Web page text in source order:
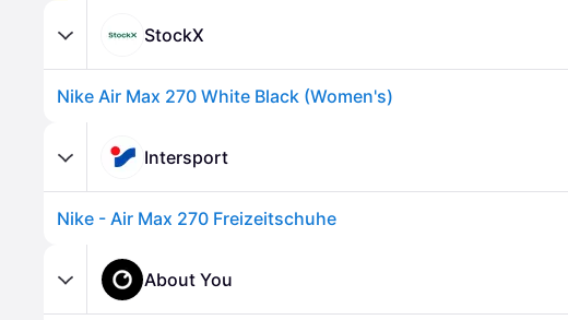
StockX
Nike Air Max 270 White Black (Women's)
Intersport
Nike - Air Max 270 Freizeitschuhe
About You